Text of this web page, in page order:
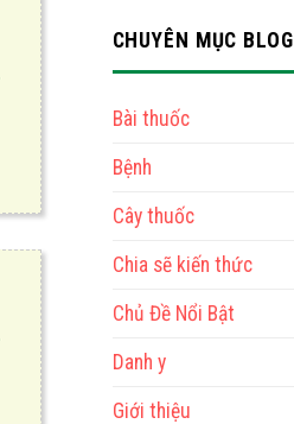
CHUYÊN MỤC BLOG
Bài thuốc
Bệnh
Cây thuốc
Chia sẽ kiến thức
Chủ Đề Nổi Bật
Danh y
Giới thiệu